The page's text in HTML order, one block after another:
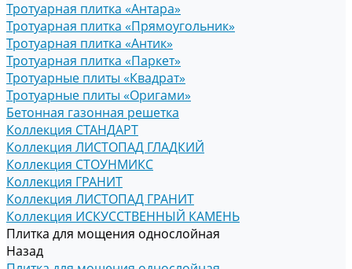
Тротуарная плитка «Антара»
Тротуарная плитка «Прямоугольник»
Тротуарная плитка «Антик»
Тротуарная плитка «Паркет»
Тротуарные плиты «Квадрат»
Тротуарные плиты «Оригами»
Бетонная газонная решетка
Коллекция СТАНДАРТ
Коллекция ЛИСТОПАД ГЛАДКИЙ
Коллекция СТОУНМИКС
Коллекция ГРАНИТ
Коллекция ЛИСТОПАД ГРАНИТ
Коллекция ИСКУССТВЕННЫЙ КАМЕНЬ
Плитка для мощения однослойная
Назад